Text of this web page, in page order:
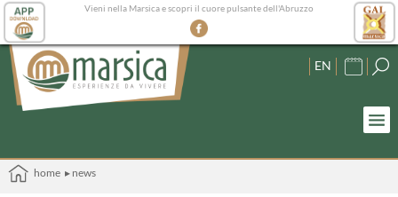
Vieni nella Marsica e scopri il cuore pulsante dell'Abruzzo
EN
home ▸ news